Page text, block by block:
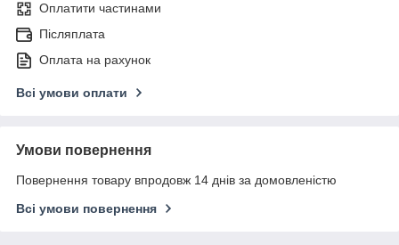
Оплатити частинами
Післяплата
Оплата на рахунок
Всі умови оплати
Умови повернення
Повернення товару впродовж 14 днів за домовленістю
Всі умови повернення